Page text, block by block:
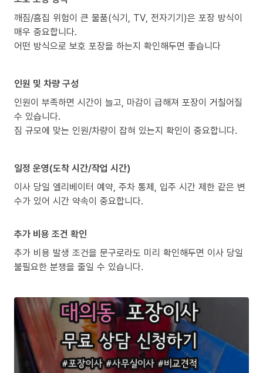
깨짐/흠집 위험이 큰 물품(식기, TV, 전자기기)은 포장 방식이
매우 중요합니다.
어떤 방식으로 보호 포장을 하는지 확인해두면 좋습니다
인원 및 차량 구성
인원이 부족하면 시간이 늘고, 마감이 급해져 포장이 거칠어질
수 있습니다.
짐 규모에 맞는 인원/차량이 잡혀 있는지 확인이 중요합니다.
일정 운영(도착 시간/작업 시간)
이사 당일 엘리베이터 예약, 주차 통제, 입주 시간 제한 같은 변
수가 있어 시간 약속이 중요합니다.
추가 비용 조건 확인
추가 비용 발생 조건을 문구로라도 미리 확인해두면 이사 당일
불필요한 분쟁을 줄일 수 있습니다.